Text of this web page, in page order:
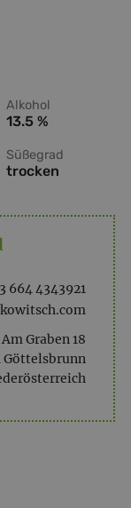
Alkohol
13.5 %
Süßegrad
trocken
664 4343921
Am Graben 18
Göttelsbrunn